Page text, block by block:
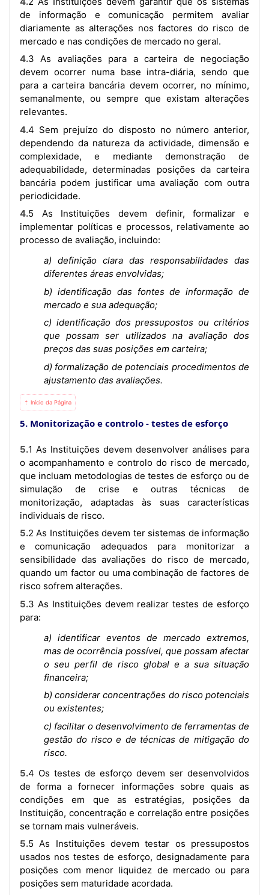
de informação e comunicação permitem avaliar
diariamente as alterações nos factores do risco de
mercado e nas condições de mercado no geral.
4.3 As avaliações para a carteira de negociação
devem ocorrer numa base intra-diária, sendo que
para a carteira bancária devem ocorrer, no mínimo,
semanalmente, ou sempre que existam alterações
relevantes.
4.4 Sem prejuízo do disposto no número anterior,
dependendo da natureza da actividade, dimensão e
complexidade, e mediante demonstração de
adequabilidade, determinadas posições da carteira
bancária podem justificar uma avaliação com outra
periodicidade.
4.5 As Instituições devem definir, formalizar e
implementar políticas e processos, relativamente ao
processo de avaliação, incluindo:
a) definição clara das responsabilidades das
diferentes áreas envolvidas;
b) identificação das fontes de informação de
mercado e sua adequação;
c) identificação dos pressupostos ou critérios
que possam ser utilizados na avaliação dos
preços das suas posições em carteira;
d) formalização de potenciais procedimentos de
ajustamento das avaliações.
⇡ Início da Página
5. Monitorização e controlo - testes de esforço
5.1 As Instituições devem desenvolver análises para
o acompanhamento e controlo do risco de mercado,
que incluam metodologias de testes de esforço ou de
simulação de crise e outras técnicas de
monitorização, adaptadas às suas características
individuais de risco.
5.2 As Instituições devem ter sistemas de informação
e comunicação adequados para monitorizar a
sensibilidade das avaliações do risco de mercado,
quando um factor ou uma combinação de factores de
risco sofrem alterações.
5.3 As Instituições devem realizar testes de esforço
para:
a) identificar eventos de mercado extremos,
mas de ocorrência possível, que possam afectar
o seu perfil de risco global e a sua situação
financeira;
b) considerar concentrações do risco potenciais
ou existentes;
c) facilitar o desenvolvimento de ferramentas de
gestão do risco e de técnicas de mitigação do
risco.
5.4 Os testes de esforço devem ser desenvolvidos
de forma a fornecer informações sobre quais as
condições em que as estratégias, posições da
Instituição, concentração e correlação entre posições
se tornam mais vulneráveis.
5.5 As Instituições devem testar os pressupostos
usados nos testes de esforço, designadamente para
posições com menor liquidez de mercado ou para
posições sem maturidade acordada.